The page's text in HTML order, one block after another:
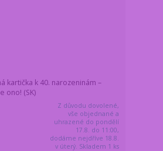
kartička k 40. narozeninám –
ono! (SK)
Z důvodu dovolené,
vše objednané a
uhrazené do pondělí
17.8. do 11:00,
dodáme nejdříve 18.8.
v úterý. Skladem 1 ks